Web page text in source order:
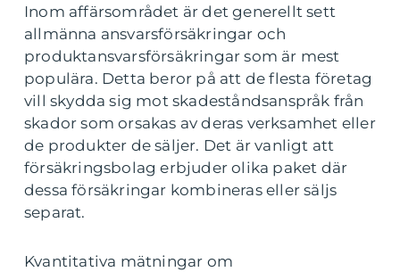
Inom affärsområdet är det generellt sett
allmänna ansvarsförsäkringar och
produktansvarsförsäkringar som är mest
populära. Detta beror på att de flesta företag
vill skydda sig mot skadeståndsanspråk från
skador som orsakas av deras verksamhet eller
de produkter de säljer. Det är vanligt att
försäkringsbolag erbjuder olika paket där
dessa försäkringar kombineras eller säljs
separat.
Kvantitativa mätningar om